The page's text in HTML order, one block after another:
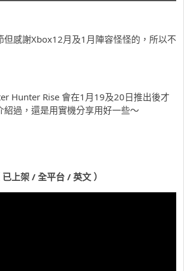
但感謝Xbox12月及1月陣容怪怪的，所以不
Hunter Rise 會在1月19及20日推出後才
紹過，還是用實機分享用好一些～
上架 / 全平台 / 英文 ）